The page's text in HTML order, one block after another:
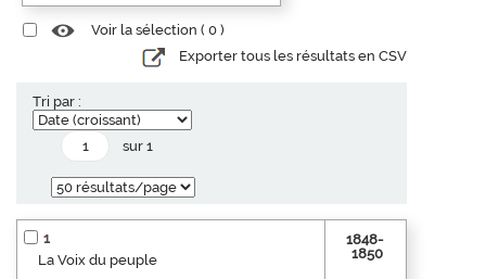
Voir la sélection ( 0 )
Exporter tous les résultats en CSV
Tri par :
sur 1
1
La Voix du peuple
1848-
1850